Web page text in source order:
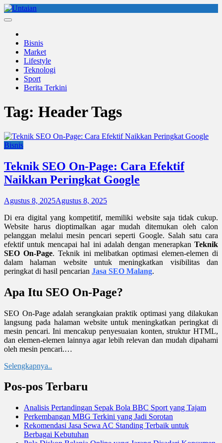
Skip
to
Bisnis
Market
Lifestyle
Teknologi
Sport
Berita Terkini
Tag: Header Tags
Bisnis
Teknik SEO On-Page: Cara Efektif
Naikkan Peringkat Google
Agustus 8, 2025Agustus 8, 2025
Di era digital yang kompetitif, memiliki website saja tidak cukup.
Website harus dioptimalkan agar mudah ditemukan oleh calon
pelanggan melalui mesin pencari seperti Google. Salah satu cara
efektif untuk mencapai hal ini adalah dengan menerapkan Teknik
SEO On-Page. Teknik ini melibatkan optimasi elemen-elemen di
dalam halaman website untuk meningkatkan visibilitas dan
peringkat di hasil pencarian Jasa SEO Malang.
Apa Itu SEO On-Page?
SEO On-Page adalah serangkaian praktik optimasi yang dilakukan
langsung pada halaman website untuk meningkatkan peringkat di
mesin pencari. Ini mencakup penyesuaian konten, struktur HTML,
dan elemen-elemen lainnya agar lebih relevan dan mudah dipahami
oleh mesin pencari.…
Selengkapnya..
Pos-pos Terbaru
Analisis Pertandingan Sepak Bola BBC Sport yang Tajam
Perkembangan MBG Terkini yang Jadi Sorotan
Rekomendasi Jasa Sewa AC Standing Terbaik untuk
Berbagai Kebutuhan